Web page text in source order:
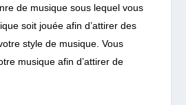
de musique sous lequel vous
soit jouée afin d’attirer des
style de musique. Vous
musique afin d’attirer de